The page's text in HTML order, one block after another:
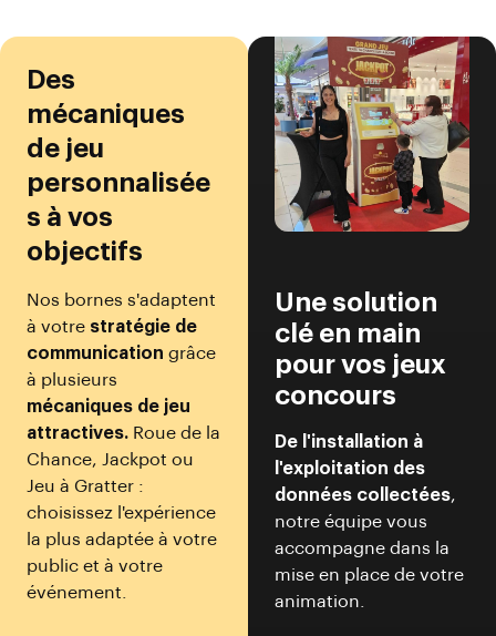
Des
mécaniques
de jeu
personnalisée
s à vos
objectifs
Nos bornes s'adaptent
à votre stratégie de
communication grâce
à plusieurs
mécaniques de jeu
attractives. Roue de la
Chance, Jackpot ou
Jeu à Gratter :
choisissez l'expérience
la plus adaptée à votre
public et à votre
événement.
Une solution
clé en main
pour vos jeux
concours
De l'installation à
l'exploitation des
données collectées,
notre équipe vous
accompagne dans la
mise en place de votre
animation.